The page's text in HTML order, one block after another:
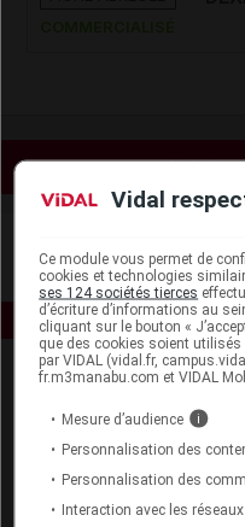
Voir les
Espace
Vidal
Ce module vous permet de
cookies et technologies
ses 124 sociétés tierces
d’écriture d’informations au
cliquant sur le bouton «
que des cookies soient
par VIDAL (vidal.fr,
fr.m3manabu.com et VIDAL
Mesure d’audience i
Personnalisation des
Personnalisation des
Interaction avec les